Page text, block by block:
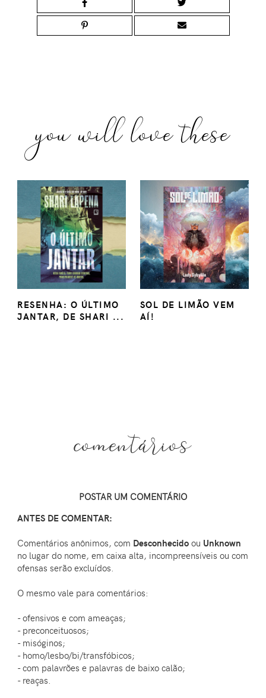
you will love these
RESENHA: O ÚLTIMO
JANTAR, DE SHARI ...
SOL DE LIMÃO VEM
AÍ!
comentários
POSTAR UM COMENTÁRIO
ANTES DE COMENTAR:
Comentários anônimos, com Desconhecido ou Unknown
no lugar do nome, em caixa alta, incompreensíveis ou com
ofensas serão excluídos.
O mesmo vale para comentários:
- ofensivos e com ameaças;
- preconceituosos;
- misóginos;
- homo/lesbo/bi/transfóbicos;
- com palavrões e palavras de baixo calão;
- reaças.